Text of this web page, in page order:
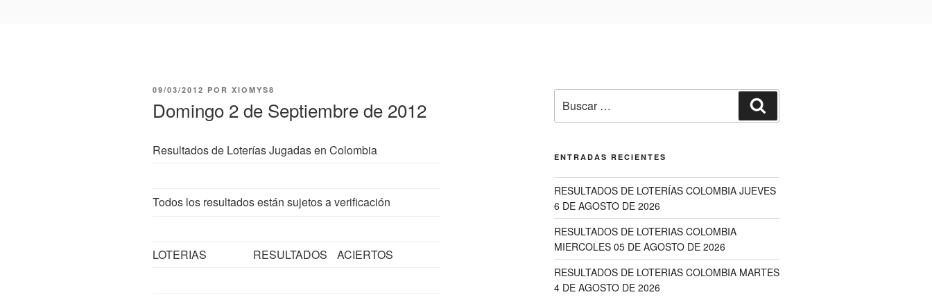
PUBLICADO
09/03/2012 POR XIOMYS8
Domingo 2 de Septiembre de 2012
Resultados de Loterías Jugadas en Colombia
Todos los resultados están sujetos a verificación
LOTERIAS RESULTADOS ACIERTOS
por:
ENTRADAS RECIENTES
RESULTADOS DE LOTERÍAS COLOMBIA JUEVES
6 DE AGOSTO DE 2026
RESULTADOS DE LOTERIAS COLOMBIA
MIERCOLES 05 DE AGOSTO DE 2026
RESULTADOS DE LOTERIAS COLOMBIA MARTES
4 DE AGOSTO DE 2026